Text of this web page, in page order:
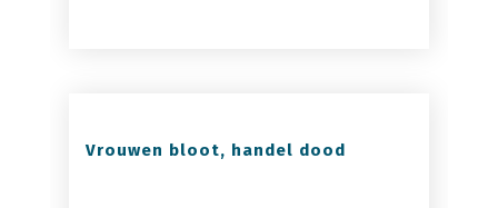
Vrouwen bloot, handel dood